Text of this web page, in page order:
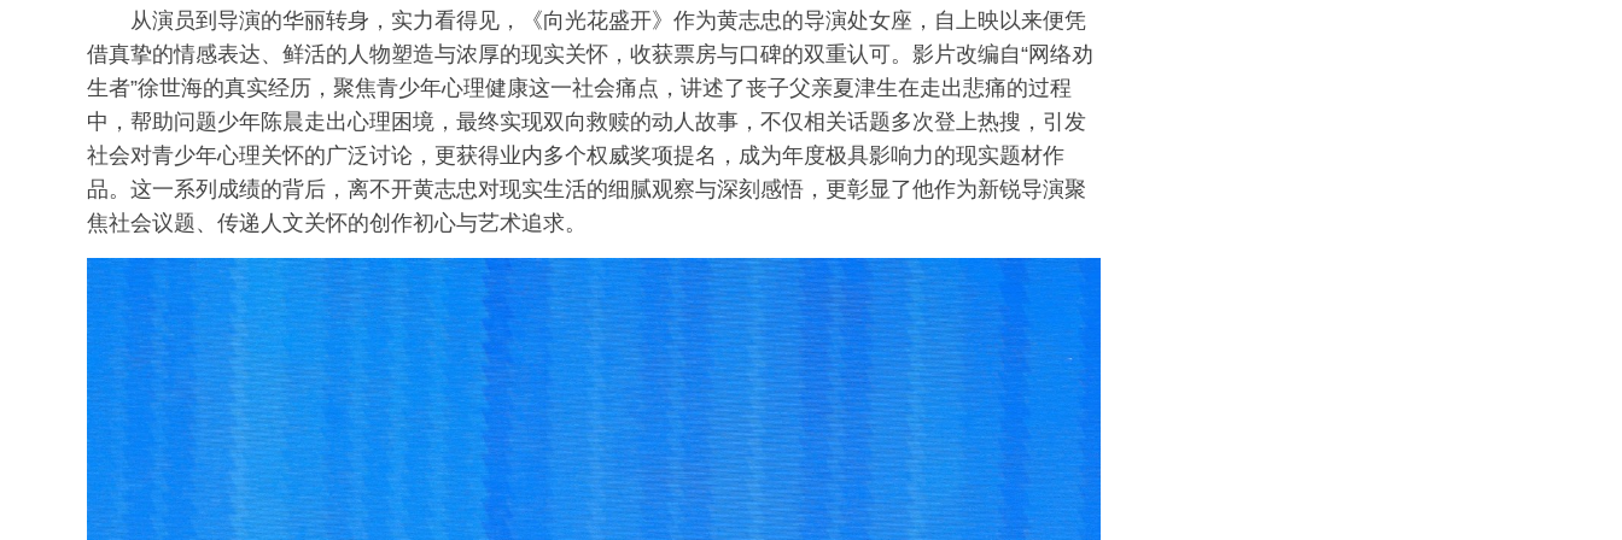
从演员到导演的华丽转身，实力看得见，《向光花盛开》作为黄志忠的导演处女座，自上映以来便凭
借真挚的情感表达、鲜活的人物塑造与浓厚的现实关怀，收获票房与口碑的双重认可。影片改编自“网络劝
生者”徐世海的真实经历，聚焦青少年心理健康这一社会痛点，讲述了丧子父亲夏津生在走出悲痛的过程
中，帮助问题少年陈晨走出心理困境，最终实现双向救赎的动人故事，不仅相关话题多次登上热搜，引发
社会对青少年心理关怀的广泛讨论，更获得业内多个权威奖项提名，成为年度极具影响力的现实题材作
品。这一系列成绩的背后，离不开黄志忠对现实生活的细腻观察与深刻感悟，更彰显了他作为新锐导演聚
焦社会议题、传递人文关怀的创作初心与艺术追求。